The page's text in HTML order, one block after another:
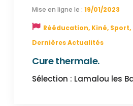
19/01/2023
Rééducation, Kiné, Sport,
Dernières Actualités
Cure thermale.
Sélection : Lamalou les